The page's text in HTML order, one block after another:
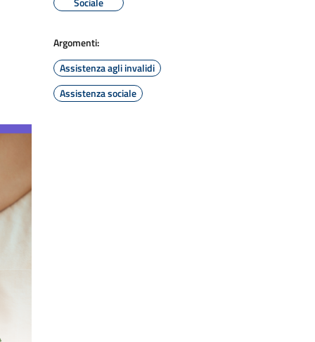
Argomenti:
Assistenza agli invalidi
Assistenza sociale